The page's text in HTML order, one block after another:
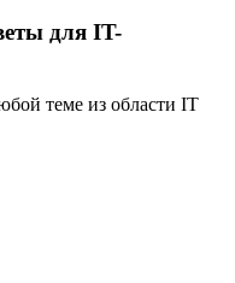
для IT-
теме из области IT